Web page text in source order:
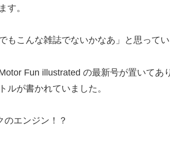
す。
もこんな雑誌でないかなあ」と思ってい
Fun illustrated の最新号が置いてあ
ルが書かれていました。
エンジン！？